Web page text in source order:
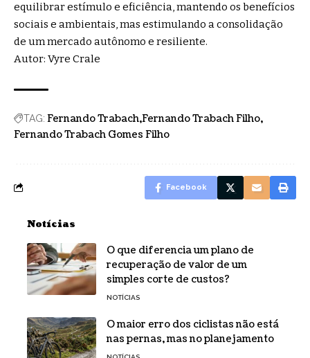
equilibrar estímulo e eficiência, mantendo os benefícios
sociais e ambientais, mas estimulando a consolidação
de um mercado autônomo e resiliente.
Autor: Vyre Crale
TAG: Fernando Trabach Fernando Trabach Filho
Fernando Trabach Gomes Filho
Facebook
Notícias
O que diferencia um plano de
recuperação de valor de um
simples corte de custos?
NOTÍCIAS
O maior erro dos ciclistas não está
nas pernas, mas no planejamento